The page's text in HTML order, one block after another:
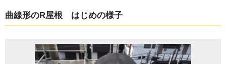
曲線形のR屋根 はじめの様子